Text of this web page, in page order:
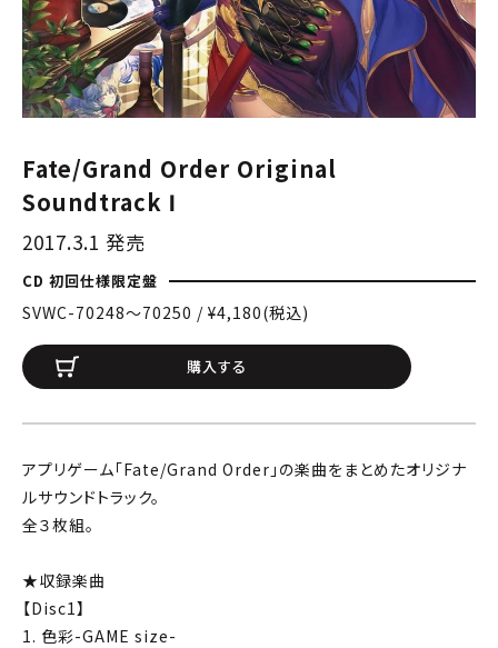
Fate/Grand Order Original
Soundtrack Ⅰ
2017.3.1 発売
CD 初回仕様限定盤
SVWC-70248〜70250 / ¥4,180(税込)
購入する
アプリゲーム「Fate/Grand Order」の楽曲をまとめたオリジナ
ルサウンドトラック。
全３枚組。
★収録楽曲
【Disc1】
1. 色彩-GAME size-